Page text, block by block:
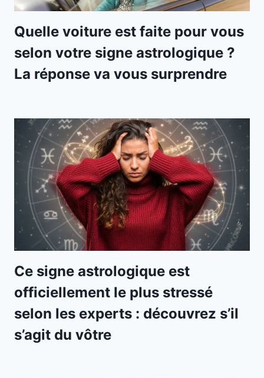
Quelle voiture est faite pour vous
selon votre signe astrologique ?
La réponse va vous surprendre
Ce signe astrologique est
officiellement le plus stressé
selon les experts : découvrez s’il
s’agit du vôtre